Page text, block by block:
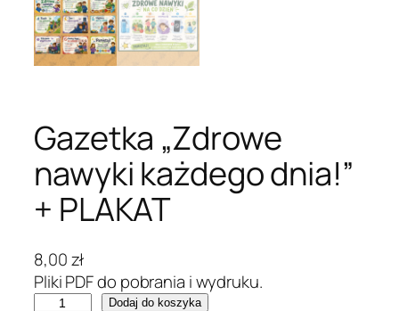
Gazetka „Zdrowe
nawyki każdego dnia!”
+ PLAKAT
8,00zł
Pliki PDF do pobrania i wydruku.
Dodaj do koszyka